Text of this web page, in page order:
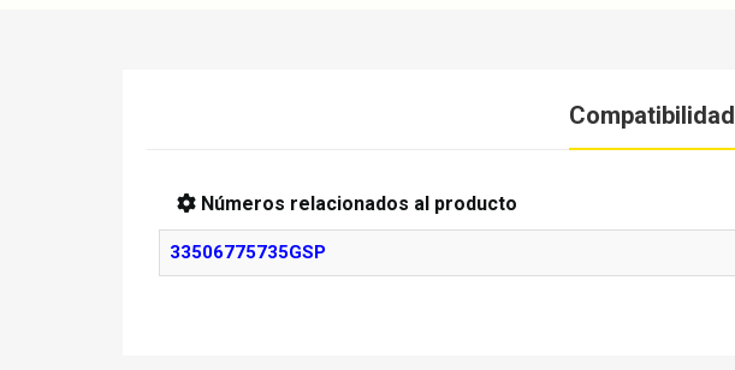
Compatibilidad
Números relacionados al producto
33506775735GSP